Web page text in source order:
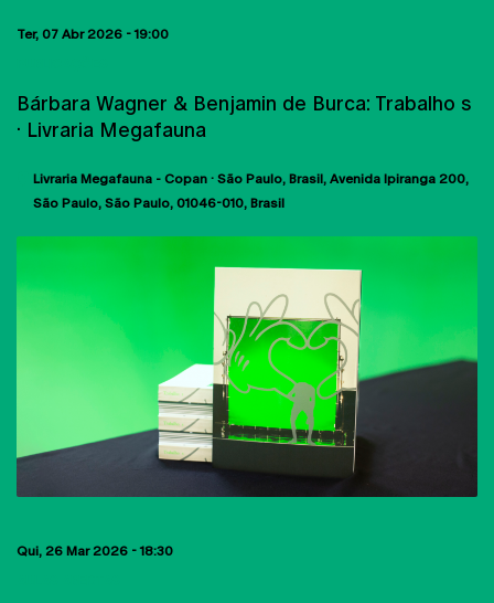
Ter, 07 Abr 2026 - 19:00
Bárbara Wagner & Benjamin de Burca: Trabalho s
· Livraria Megafauna
Livraria Megafauna - Copan · São Paulo, Brasil Avenida Ipiranga 200
São Paulo, São Paulo 01046-010 Brasil
Qui, 26 Mar 2026 - 18:30